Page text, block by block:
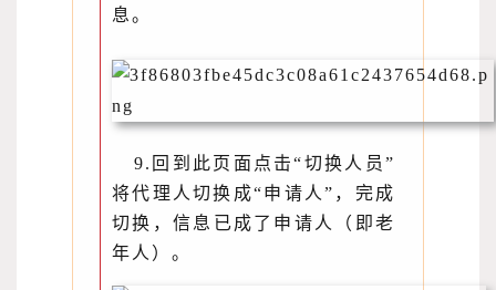
息。
9.回到此页面点击“切换人员”
将代理人切换成“申请人”，完成
切换，信息已成了申请人（即老
年人）。